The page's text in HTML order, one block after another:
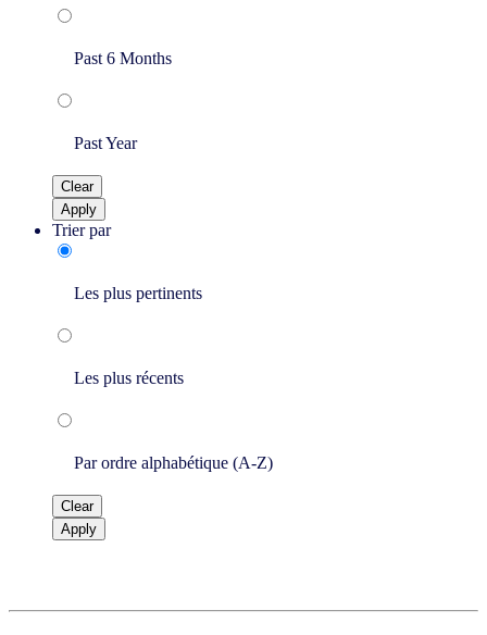
Past 6 Months
Past Year
Clear
Apply
Trier par
Les plus pertinents
Les plus récents
Par ordre alphabétique (A-Z)
Clear
Apply